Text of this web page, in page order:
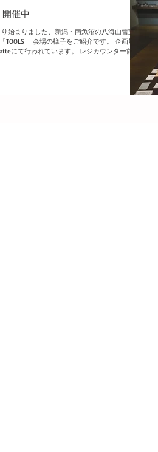
催中
始まりました、新潟・南魚沼の八海山雪室さ
TOOLS」 会場の様子をご紹介です。 企画展会
にて行われています。 レジカウンター前で